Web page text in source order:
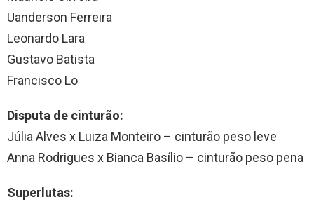
Uanderson Ferreira
Leonardo Lara
Gustavo Batista
Francisco Lo
Disputa de cinturão:
Júlia Alves x Luiza Monteiro – cinturão peso leve
Anna Rodrigues x Bianca Basílio – cinturão peso pena
Superlutas: